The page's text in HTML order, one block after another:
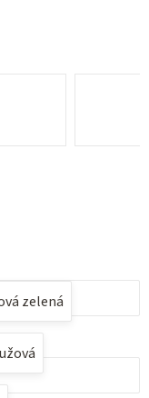
zelená